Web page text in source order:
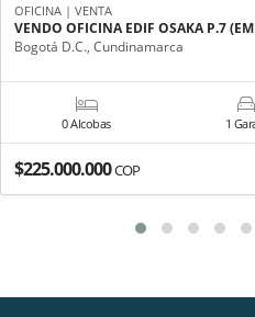
OFICINA | VENTA
VENDO OFICINA EDIF OSAKA P.7
Bogotá D.C., Cundinamarca
0 Alcobas 1
$225.000.000COP